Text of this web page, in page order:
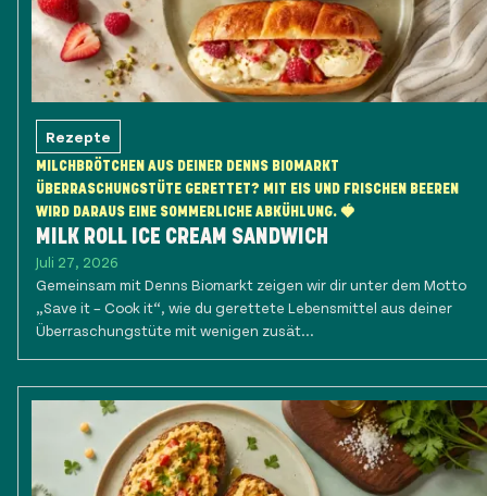
Rezepte
MILCHBRÖTCHEN AUS DEINER DENNS BIOMARKT
ÜBERRASCHUNGSTÜTE GERETTET? MIT EIS UND FRISCHEN BEEREN
WIRD DARAUS EINE SOMMERLICHE ABKÜHLUNG. 🍓
MILK ROLL ICE CREAM SANDWICH
Juli 27, 2026
Gemeinsam mit Denns Biomarkt zeigen wir dir unter dem Motto
„Save it – Cook it“, wie du gerettete Lebensmittel aus deiner
Überraschungstüte mit wenigen zusät...